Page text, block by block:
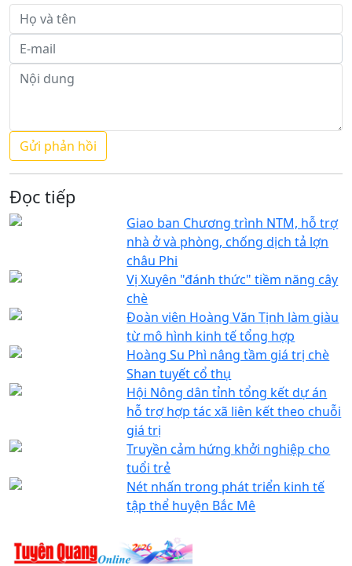
Đọc tiếp
Giao ban Chương trình NTM, hỗ trợ
nhà ở và phòng, chống dịch tả lợn
châu Phi
Vị Xuyên "đánh thức" tiềm năng cây
chè
Đoàn viên Hoàng Văn Tịnh làm giàu
từ mô hình kinh tế tổng hợp
Hoàng Su Phì nâng tầm giá trị chè
Shan tuyết cổ thụ
Hội Nông dân tỉnh tổng kết dự án
hỗ trợ hợp tác xã liên kết theo chuỗi
giá trị
Truyền cảm hứng khởi nghiệp cho
tuổi trẻ
Nét nhấn trong phát triển kinh tế
tập thể huyện Bắc Mê